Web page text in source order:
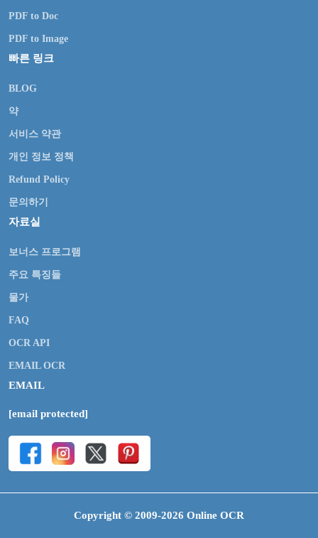
PDF to Doc
PDF to Image
빠른 링크
BLOG
약
서비스 약관
개인 정보 정책
Refund Policy
문의하기
자료실
보너스 프로그램
주요 특징들
물가
FAQ
OCR API
EMAIL OCR
EMAIL
[email protected]
Copyright © 2009-2026 Online OCR